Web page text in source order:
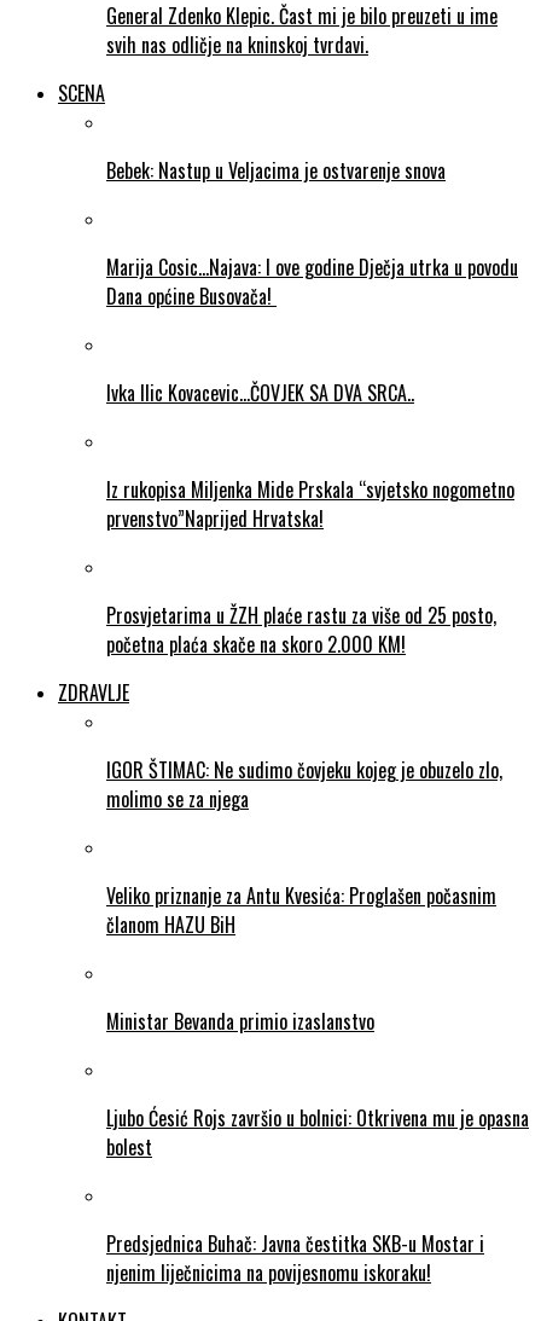
General Zdenko Klepic. Čast mi je bilo preuzeti u ime
svih nas odličje na kninskoj tvrdavi.
SCENA
Bebek: Nastup u Veljacima je ostvarenje snova
Marija Cosic…Najava: I ove godine Dječja utrka u povodu
Dana općine Busovača!
Ivka Ilic Kovacevic…ČOVJEK SA DVA SRCA..
Iz rukopisa Miljenka Mide Prskala “svjetsko nogometno
prvenstvo”Naprijed Hrvatska!
Prosvjetarima u ŽZH plaće rastu za više od 25 posto,
početna plaća skače na skoro 2.000 KM!
ZDRAVLJE
IGOR ŠTIMAC: Ne sudimo čovjeku kojeg je obuzelo zlo,
molimo se za njega
Veliko priznanje za Antu Kvesića: Proglašen počasnim
članom HAZU BiH
Ministar Bevanda primio izaslanstvo
Ljubo Ćesić Rojs završio u bolnici: Otkrivena mu je opasna
bolest
Predsjednica Buhač: Javna čestitka SKB-u Mostar i
njenim liječnicima na povijesnomu iskoraku!